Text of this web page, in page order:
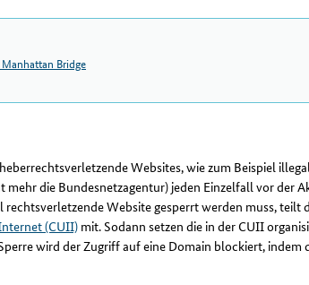
Bridge
Websites, wie zum Beispiel
die Bundesnetzagentur) jeden Einzelfall vor der
Website gesperrt werden muss, teilt
(CUII) mit. Sodann setzen die in der CUII
wird der Zugriff auf eine Domain blockiert, indem